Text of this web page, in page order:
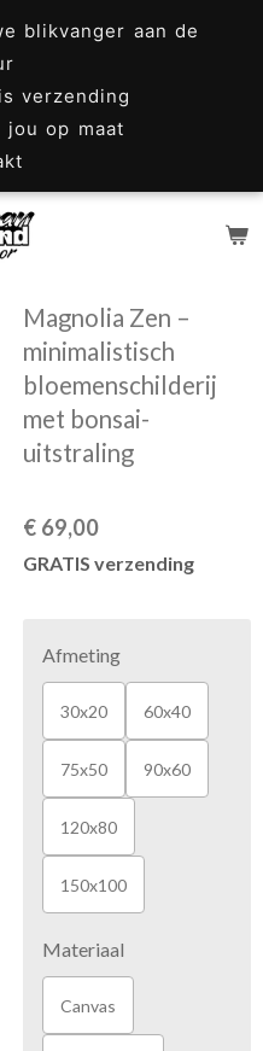
blikvanger aan de
verzending
jou op maat
Magnolia Zen –
minimalistisch
bloemenschilderij
met bonsai-
uitstraling
€ 69,00
GRATIS verzending
Afmeting
30x20 60x40
75x50 90x60
120x80
150x100
Materiaal
Canvas